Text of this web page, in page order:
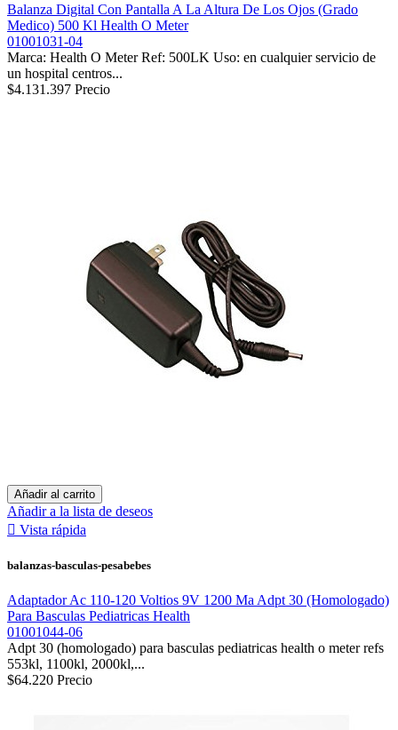
Balanza Digital Con Pantalla A La Altura De Los Ojos (Grado
Medico) 500 Kl Health O Meter
01001031-04
Marca: Health O Meter Ref: 500LK Uso: en cualquier servicio de
un hospital centros...
$4.131.397 Precio
Añadir al carrito
Añadir a la lista de deseos
 Vista rápida
balanzas-basculas-pesabebes
Adaptador Ac 110-120 Voltios 9V 1200 Ma Adpt 30 (Homologado)
Para Basculas Pediatricas Health
01001044-06
Adpt 30 (homologado) para basculas pediatricas health o meter refs
553kl, 1100kl, 2000kl,...
$64.220 Precio